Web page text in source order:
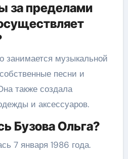
за пределами
занимается музыкальной
песни и
также создала
и аксессуаров.
Бузова Ольга?
7 января 1986 года.